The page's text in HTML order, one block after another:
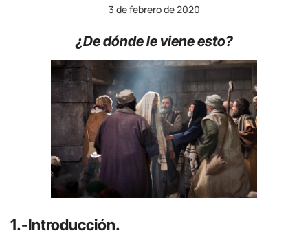
3 de febrero de 2020
¿De dónde le viene esto?
1.-Introducción.